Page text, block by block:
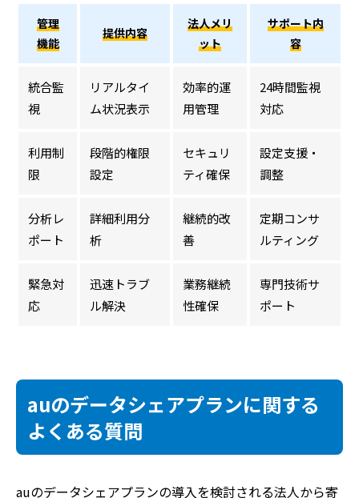
管理
機能
提供内容
法人メリ
ット
サポート内
容
統合監
視
リアルタイ
ム状況表示
効率的運
用管理
24時間監視
対応
利用制
限
段階的権限
設定
セキュリ
ティ確保
設定支援・
調整
分析レ
ポート
詳細利用分
析
継続的改
善
定期コンサ
ルティング
緊急対
応
迅速トラブ
ル解決
業務継続
性確保
専門技術サ
ポート
auのデータシェアプランに関する
よくある質問
auのデータシェアプランの導入を検討される法人から寄